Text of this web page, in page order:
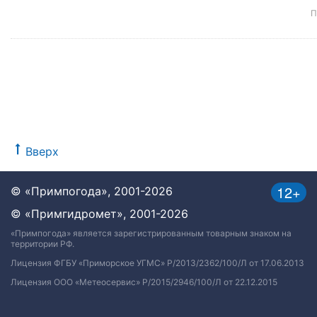
Вверх
12+
© «Примпогода», 2001-2026
© «Примгидромет», 2001-2026
«Примпогода» является зарегистрированным товарным знаком на
территории РФ.
Лицензия ФГБУ «Приморское УГМС» Р/2013/2362/100/Л от 17.06.2013
Лицензия ООО «Метеосервис» Р/2015/2946/100/Л от 22.12.2015